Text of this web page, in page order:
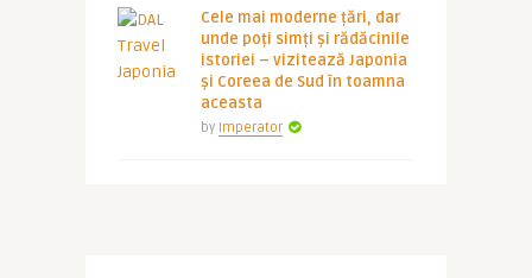
Cele mai moderne țări, dar
unde poți simți și rădăcinile
istoriei – vizitează Japonia
și Coreea de Sud în toamna
aceasta
by Imperator